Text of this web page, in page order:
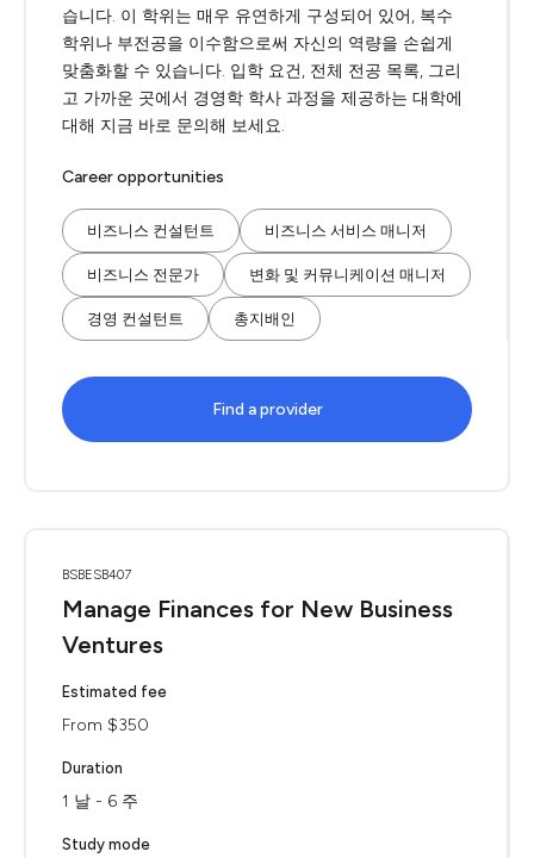
습니다. 이 학위는 매우 유연하게 구성되어 있어, 복수
학위나 부전공을 이수함으로써 자신의 역량을 손쉽게
맞춤화할 수 있습니다. 입학 요건, 전체 전공 목록, 그리
고 가까운 곳에서 경영학 학사 과정을 제공하는 대학에
대해 지금 바로 문의해 보세요.
Career opportunities
비즈니스 컨설턴트 비즈니스 서비스 매니저
비즈니스 전문가 변화 및 커뮤니케이션 매니저
경영 컨설턴트 총지배인
Find a provider
BSBESB407
Manage Finances for New Business
Ventures
Estimated fee
From $350
Duration
1 날 - 6 주
Study mode